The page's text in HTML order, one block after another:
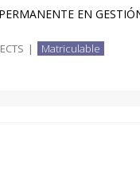
la fecha de fin de
EN
| Matriculable